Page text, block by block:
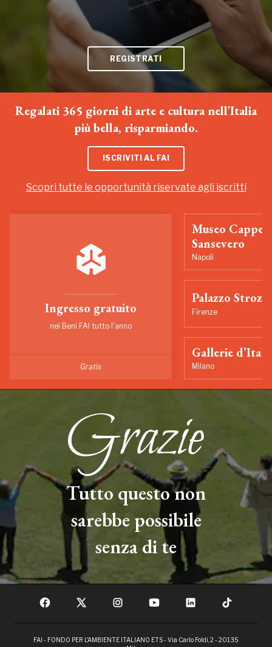
REGISTRATI
Regalati 365 giorni di arte e cultura nell'Italia
più bella, risparmiando.
ISCRIVITI AL FAI
Scopri tutte le opportunità riservate agli iscritti
Ingresso gratuito
nei Beni FAI tutto l'anno
Gratis
Museo
Sansevero
Napoli
Palazzo Strozzi
Firenze
Gallerie
Milano
Tutto questo non
sarebbe possibile
senza di te
FAI - FONDO PER L'AMBIENTE ITALIANO ETS - Via Carlo Foldi, 2 - 20135